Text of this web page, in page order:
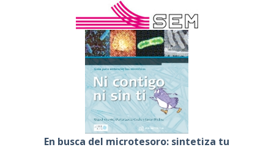
En busca del microtesoro: sintetiza tu